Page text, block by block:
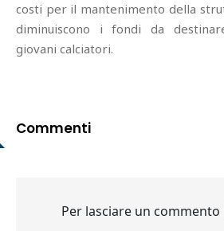
costi per il mantenimento della
diminuiscono i fondi da
giovani calciatori.
Commenti